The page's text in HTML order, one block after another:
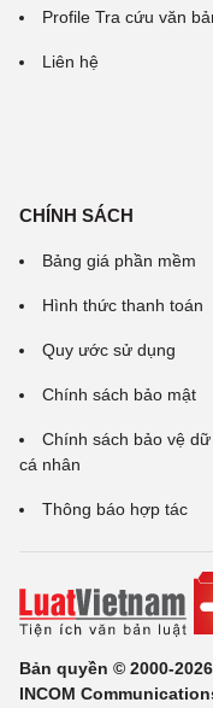
Profile Tra cứu văn
Liên hệ
CHÍNH SÁCH
Bảng giá phần mềm
Hình thức thanh toán
Quy ước sử dụng
Chính sách bảo mật
Chính sách bảo vệ dữ
cá nhân
Thông báo hợp tác
Bản quyền © 2000-
INCOM